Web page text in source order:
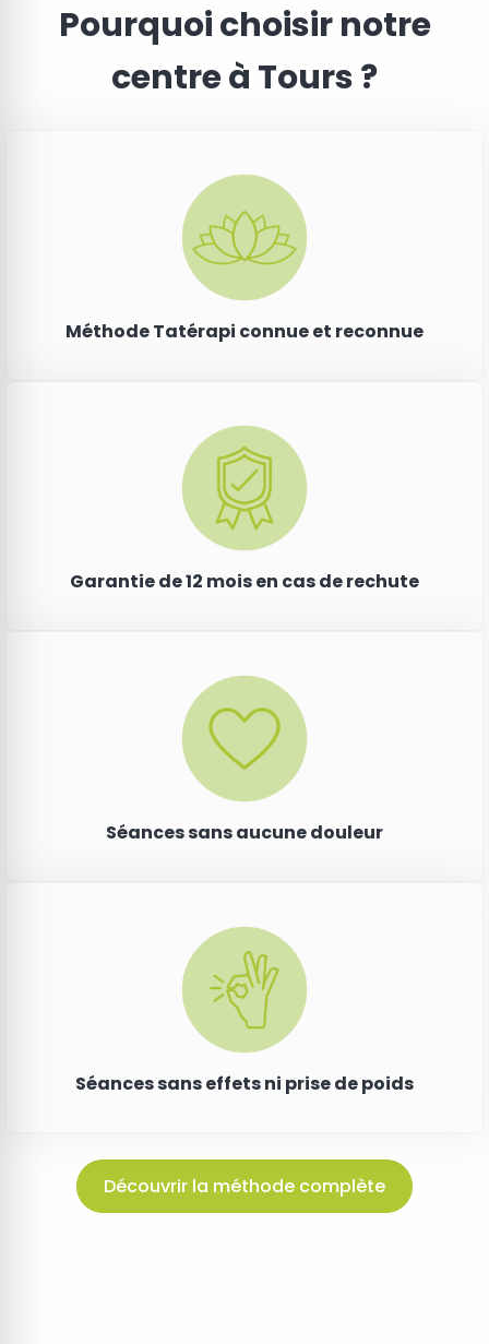
Pourquoi choisir notre
centre à Tours ?
Méthode Tatérapi connue et reconnue
Garantie de 12 mois en cas de rechute
Séances sans aucune douleur
Séances sans effets ni prise de poids
Découvrir la méthode complète